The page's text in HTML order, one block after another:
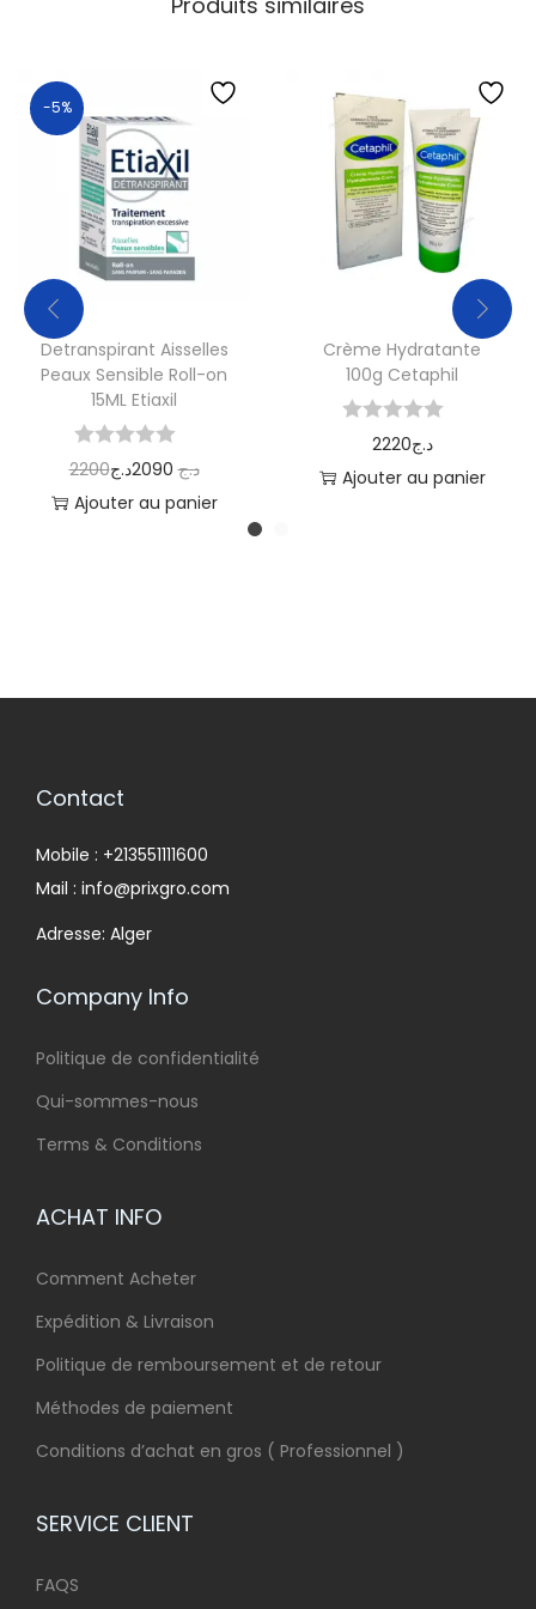
-5%
Detranspirant Aisselles
Peaux Sensible Roll-on
15ML Etiaxil
2200 د.ج 2090د.ج
Ajouter au panier
Crème Hydratante
100g Cetaphil
2220د.ج
Ajouter au panier
Contact
Mobile : +213551111600
Mail : info@prixgro.com
Adresse: Alger
Company Info
Politique de confidentialité
Qui-sommes-nous
Terms & Conditions
ACHAT INFO
Comment Acheter
Expédition & Livraison
Politique de remboursement et de retour
Méthodes de paiement
Conditions d’achat en gros ( Professionnel )
SERVICE CLIENT
FAQS